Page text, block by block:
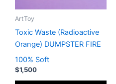
ArtToy
Toxic Waste (Radioactive
Orange) DUMPSTER FIRE
100% Soft
$1,500